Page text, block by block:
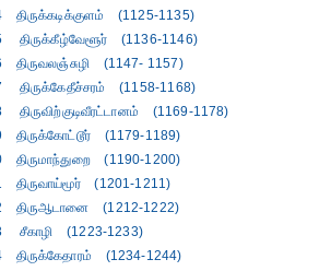
திருக்கடிக்குளம் (1125-1135)
திருக்கீழ்வேளூர் (1136-1146)
திருவலஞ்சுழி (1147- 1157)
திருக்கேதீச்சரம் (1158-1168)
திருவிற்குடிவீரட்டானம் (1169-1178)
திருக்கோட்டூர் (1179-1189)
திருமாந்துறை (1190-1200)
திருவாய்மூர் (1201-1211)
திருஆடானை (1212-1222)
சீகாழி (1223-1233)
திருக்கேதாரம் (1234-1244)